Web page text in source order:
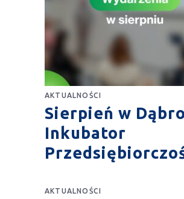
AKTUALNOŚCI
Sierpień w
Inkubator
AKTUALNOŚCI